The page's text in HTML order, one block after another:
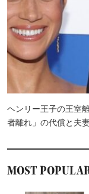
ヘンリー王子の王室
者離れ」の代償と夫
MOST